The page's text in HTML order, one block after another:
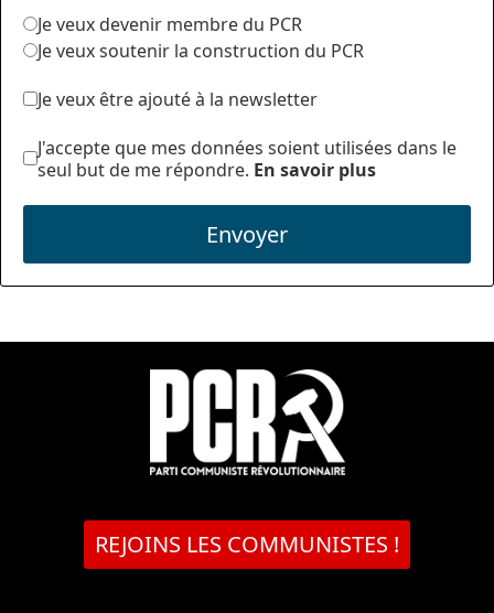
Je veux devenir membre du PCR
Je veux soutenir la construction du PCR
Je veux être ajouté à la newsletter
J'accepte que mes données soient utilisées dans le
seul but de me répondre. En savoir plus
Envoyer
REJOINS LES COMMUNISTES !